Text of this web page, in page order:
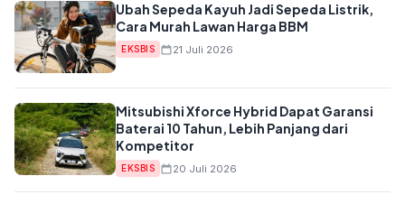
Ubah Sepeda Kayuh Jadi Sepeda Listrik,
Cara Murah Lawan Harga BBM
EKSBIS 21 Juli 2026
Mitsubishi Xforce Hybrid Dapat Garansi
Baterai 10 Tahun, Lebih Panjang dari
Kompetitor
EKSBIS 20 Juli 2026